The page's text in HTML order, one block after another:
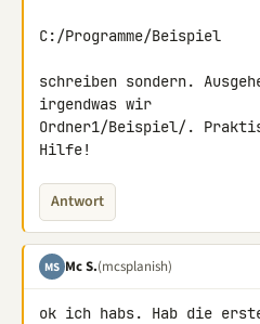
C:/Programme/Beispiel
schreiben sondern.
irgendwas wir
Ordner1/Beispiel/.
Hilfe!
Antwort
MS Mc S.(mcsplanish)
ok ich habs. Hab die